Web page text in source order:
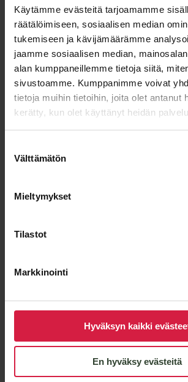
Käytämme evästeitä tarjoamamme
räätälöimiseen, sosiaalisen median
tukemiseen ja kävijämäärämme
jaamme sosiaalisen median,
alan kumppaneillemme tietoja siitä,
sivustoamme. Kumppanimme voivat
tietoja muihin tietoihin, joita olet antanut
kerätty, kun olet käyttänyt heidän
valinta
Välttämätön
Mieltymykset
Tilastot
Markkinointi
Hyväksyn kaikki
En hyväksy evästeitä
Sukunimi
Sähköposti
Lähetä viesti